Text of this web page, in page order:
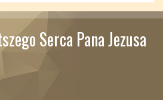
Serca Pana Jezusa